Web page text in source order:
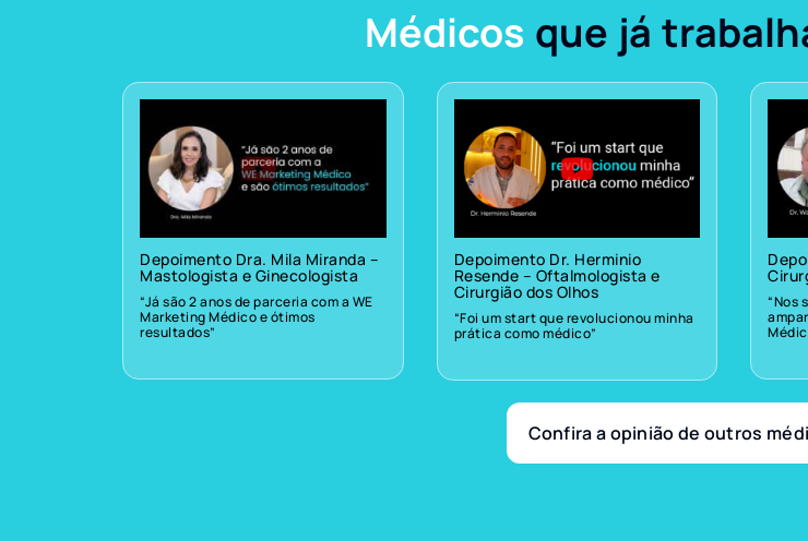
Médicos que já
Depoimento Dra. Mila Miranda –
Mastologista e Ginecologista
“Já são 2 anos de parceria com a WE
Marketing Médico e ótimos
resultados”
Depoimento Dr. Herminio
Resende – Oftalmologista e
Cirurgião dos Olhos
“Foi um start que revolucionou minha
prática como médico”
“Nos
Confira a opinião de outros